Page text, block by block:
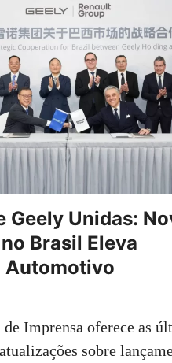
Geely Unidas:
Brasil Eleva
Automotivo
de Imprensa oferece as
sobre